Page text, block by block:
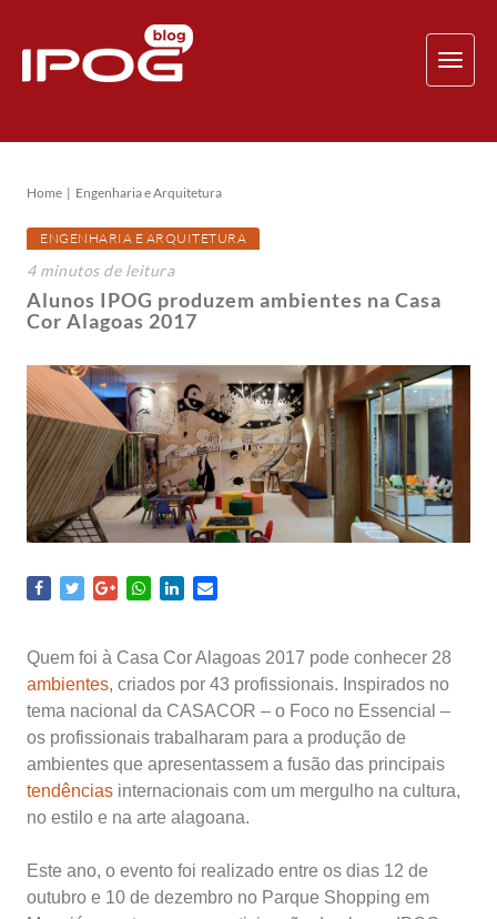
Home Engenharia e Arquitetura
ENGENHARIA E ARQUITETURA
4 minutosde leitura
Alunos IPOG produzem ambientes na Casa
Cor Alagoas 2017
Quem foi à Casa Cor Alagoas 2017 pode conhecer 28
ambientes, criados por 43 profissionais. Inspirados no
tema nacional da CASACOR – o Foco no Essencial –
os profissionais trabalharam para a produção de
ambientes que apresentassem a fusão das principais
tendências internacionais com um mergulho na cultura,
no estilo e na arte alagoana.
Este ano, o evento foi realizado entre os dias 12 de
outubro e 10 de dezembro no Parque Shopping em